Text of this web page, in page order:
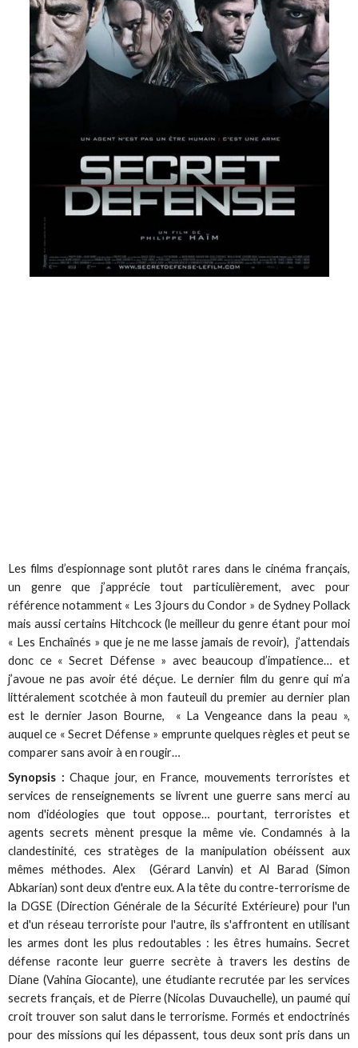
Les films d’espionnage sont plutôt rares dans le cinéma français,
un genre que j’apprécie tout particulièrement, avec pour
référence notamment « Les 3 jours du Condor » de Sydney Pollack
mais aussi certains Hitchcock (le meilleur du genre étant pour moi
« Les Enchaînés » que je ne me lasse jamais de revoir), j’attendais
donc ce « Secret Défense » avec beaucoup d’impatience… et
j’avoue ne pas avoir été déçue. Le dernier film du genre qui m’a
littéralement scotchée à mon fauteuil du premier au dernier plan
est le dernier Jason Bourne, « La Vengeance dans la peau »,
auquel ce « Secret Défense » emprunte quelques règles et peut se
comparer sans avoir à en rougir…
Synopsis : Chaque jour, en France, mouvements terroristes et
services de renseignements se livrent une guerre sans merci au
nom d'idéologies que tout oppose… pourtant, terroristes et
agents secrets mènent presque la même vie. Condamnés à la
clandestinité, ces stratèges de la manipulation obéissent aux
mêmes méthodes. Alex (Gérard Lanvin) et Al Barad (Simon
Abkarian) sont deux d'entre eux. A la tête du contre-terrorisme de
la DGSE (Direction Générale de la Sécurité Extérieure) pour l'un
et d'un réseau terroriste pour l'autre, ils s'affrontent en utilisant
les armes dont les plus redoutables : les êtres humains. Secret
défense raconte leur guerre secrète à travers les destins de
Diane (Vahina Giocante), une étudiante recrutée par les services
secrets français, et de Pierre (Nicolas Duvauchelle), un paumé qui
croit trouver son salut dans le terrorisme. Formés et endoctrinés
pour des missions qui les dépassent, tous deux sont pris dans un